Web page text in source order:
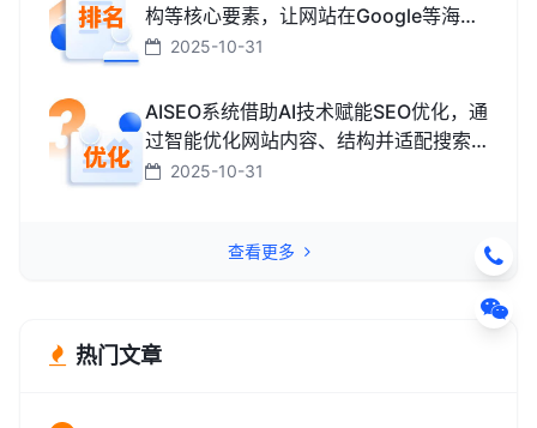
构等核心要素，让网站在Google等海外
搜索引擎中排名靠前，获取海外精准流
2025-10-31
AISEO系统借助AI技术赋能SEO优化，通
过智能优化网站内容、结构并适配搜索
引擎规则，助力网站快速提升排名，从
2025-10-31
查看更多
热门文章